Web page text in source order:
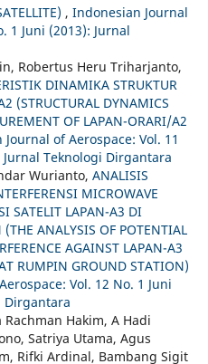
, Indonesian Journal
1 Juni (2013): Jurnal
Robertus Heru Triharjanto,
DINAMIKA STRUKTUR
(STRUCTURAL DYNAMICS
OF LAPAN-ORARI/A2
of Aerospace: Vol. 11
Teknologi Dirgantara
Wurianto, ANALISIS
MICROWAVE
SATELIT LAPAN-A3 DI
ANALYSIS OF POTENTIAL
AGAINST LAPAN-A3
RUMPIN GROUND STATION)
Vol. 12 No. 1 Juni
Dirgantara
Hakim, A Hadi
Satriya Utama, Agus
Rifki Ardinal, Bambang Sigit